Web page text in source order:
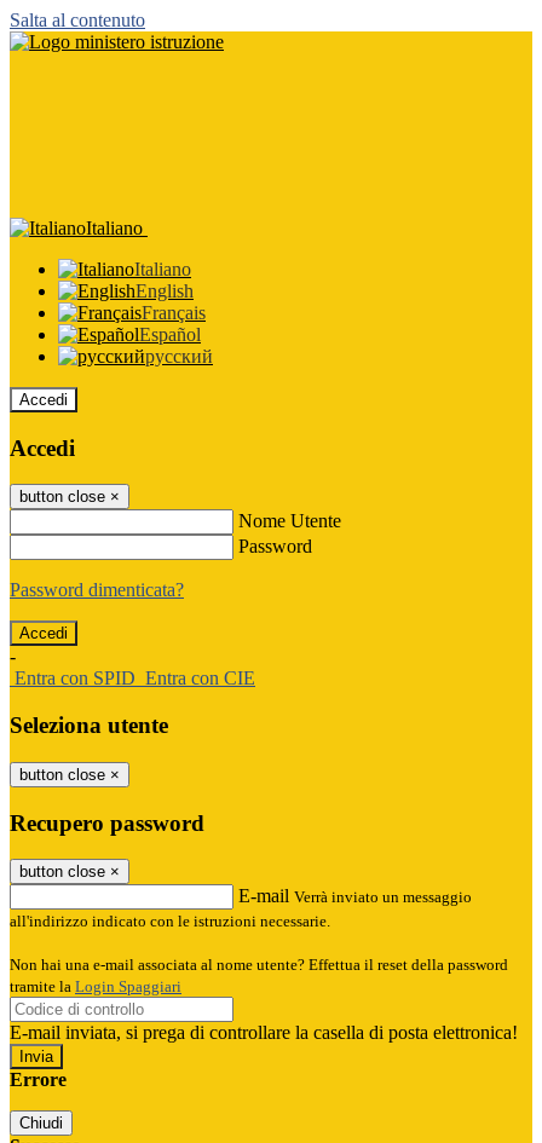
Salta al contenuto
Italiano
Italiano
English
Français
Español
русский
Accedi
Accedi
button close ×
Nome Utente
Password
Password dimenticata?
-
Entra con SPID Entra con CIE
Seleziona utente
button close ×
Recupero password
button close ×
E-mail Verrà inviato un messaggio
all'indirizzo indicato con le istruzioni necessarie.
Non hai una e-mail associata al nome utente? Effettua il reset della password
tramite la Login Spaggiari
E-mail inviata, si prega di controllare la casella di posta elettronica!
Errore
Chiudi